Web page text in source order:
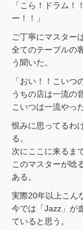
「こら！ドラム
ー！！」
ご丁寧にマスター
全てのテーブルの
う聞いた。
「おい！！こいつ
うちの店は一流の
こいつは一流やっ
恨みに思ってるわ
る。
次にここに来るま
このマスターが唸
ある。
実際20年以上こん
今では「Jazz」が
ていると思う。